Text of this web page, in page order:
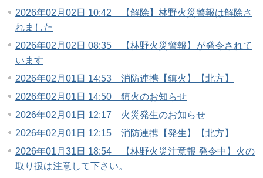
2026年02月02日 10:42 【解除】林野火災警報は解除さ
れました
2026年02月02日 08:35 【林野火災警報】が発令されて
います
2026年02月01日 14:53 消防連携【鎮火】【北方】
2026年02月01日 14:50 鎮火のお知らせ
2026年02月01日 12:17 火災発生のお知らせ
2026年02月01日 12:15 消防連携【発生】【北方】
2026年01月31日 18:54 【林野火災注意報 発令中】火の
取り扱は注意して下さい。